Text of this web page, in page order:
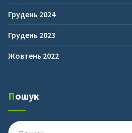
Грудень 2024
Грудень 2023
Жовтень 2022
Пошук
Пошук